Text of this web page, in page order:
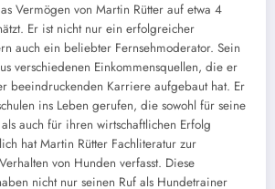
Vermögen von Martin Rütter auf etwa 4
Er ist nicht nur ein erfolgreicher
auch ein beliebter Fernsehmoderator. Sein
verschiedenen Einkommensquellen, die er
beeindruckenden Karriere aufgebaut hat. Er
ins Leben gerufen, die sowohl für seine
auch für ihren wirtschaftlichen Erfolg
hat Martin Rütter Fachliteratur zur
von Hunden verfasst. Diese
nicht nur seinen Ruf als Hundetrainer